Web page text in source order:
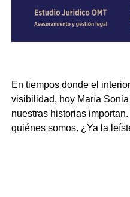
En tiempos donde el
visibilidad, hoy María
nuestras historias
quiénes somos. ¿Ya la